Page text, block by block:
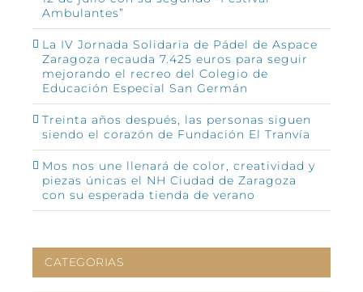
Ambulantes”
La IV Jornada Solidaria de Pádel de Aspace
Zaragoza recauda 7.425 euros para seguir
mejorando el recreo del Colegio de
Educación Especial San Germán
Treinta años después, las personas siguen
siendo el corazón de Fundación El Tranvía
Mos nos une llenará de color, creatividad y
piezas únicas el NH Ciudad de Zaragoza
con su esperada tienda de verano
CATEGORIAS